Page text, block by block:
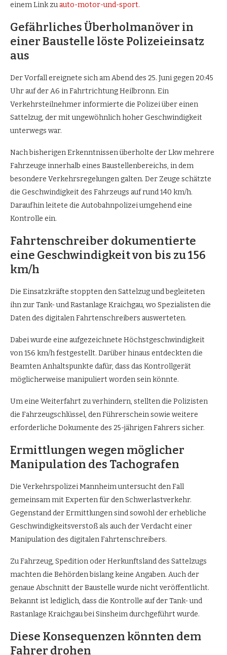
einem Link zuauto-motor-und-sport.
Gefährliches Überholmanöver in
einer Baustelle löste Polizeieinsatz
aus
Der Vorfall ereignete sich am Abend des 25. Juni gegen 20:45
Uhr auf der A6 in Fahrtrichtung Heilbronn. Ein
Verkehrsteilnehmer informierte die Polizei über einen
Sattelzug, der mit ungewöhnlich hoher Geschwindigkeit
unterwegs war.
Nach bisherigen Erkenntnissen überholte der Lkw mehrere
Fahrzeuge innerhalb eines Baustellenbereichs, in dem
besondere Verkehrsregelungen galten. Der Zeuge schätzte
die Geschwindigkeit des Fahrzeugs auf rund 140 km/h.
Daraufhin leitete die Autobahnpolizei umgehend eine
Kontrolle ein.
Fahrtenschreiber dokumentierte
eine Geschwindigkeit von bis zu 156
km/h
Die Einsatzkräfte stoppten den Sattelzug und begleiteten
ihn zur Tank- und Rastanlage Kraichgau, wo Spezialisten die
Daten des digitalen Fahrtenschreibers auswerteten.
Dabei wurde eine aufgezeichnete Höchstgeschwindigkeit
von 156 km/h festgestellt. Darüber hinaus entdeckten die
Beamten Anhaltspunkte dafür, dass das Kontrollgerät
möglicherweise manipuliert worden sein könnte.
Um eine Weiterfahrt zu verhindern, stellten die Polizisten
die Fahrzeugschlüssel, den Führerschein sowie weitere
erforderliche Dokumente des 25-jährigen Fahrers sicher.
Ermittlungen wegen möglicher
Manipulation des Tachografen
Die Verkehrspolizei Mannheim untersucht den Fall
gemeinsam mit Experten für den Schwerlastverkehr.
Gegenstand der Ermittlungen sind sowohl der erhebliche
Geschwindigkeitsverstoß als auch der Verdacht einer
Manipulation des digitalen Fahrtenschreibers.
Zu Fahrzeug, Spedition oder Herkunftsland des Sattelzugs
machten die Behörden bislang keine Angaben. Auch der
genaue Abschnitt der Baustelle wurde nicht veröffentlicht.
Bekannt ist lediglich, dass die Kontrolle auf der Tank- und
Rastanlage Kraichgau bei Sinsheim durchgeführt wurde.
Diese Konsequenzen könnten dem
Fahrer drohen